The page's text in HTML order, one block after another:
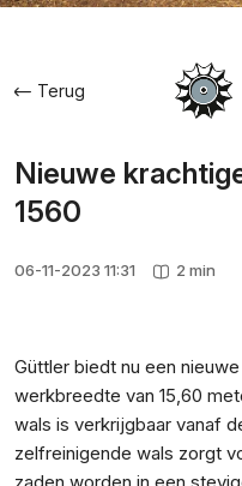
Terug
Nieuwe
1560
06-11-2023 11:31 2 min
Güttler biedt nu een
werkbreedte van 15,60
wals is verkrijgbaar vanaf
zelfreinigende wals zorgt